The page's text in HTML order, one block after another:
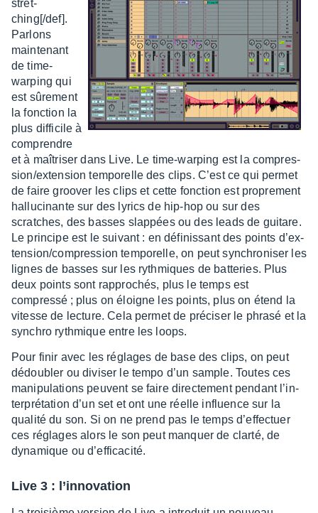
stret­
ching[/def].
Parlons
main­te­nant
de time-
warping qui
est sûre­ment
la fonc­tion la
plus diffi­cile à
comprendre
et à maîtri­ser dans Live. Le time-warping est la compres­
sion/exten­sion tempo­relle des clips. C’est ce qui permet
de faire groo­ver les clips et cette fonc­tion est propre­ment
hallu­ci­nante sur des lyrics de hip-hop ou sur des
scratches, des basses slap­pées ou des leads de guitare.
Le prin­cipe est le suivant : en défi­nis­sant des points d’ex­
ten­sion/compres­sion tempo­relle, on peut synchro­ni­ser les
lignes de basses sur les ryth­miques de batte­ries. Plus
deux points sont rappro­chés, plus le temps est
compressé ; plus on éloigne les points, plus on étend la
vitesse de lecture. Cela permet de préci­ser le phrasé et la
synchro ryth­mique entre les loops.
Pour finir avec les réglages de base des clips, on peut
dédou­bler ou divi­ser le tempo d’un sample. Toutes ces
mani­pu­la­tions peuvent se faire direc­te­ment pendant l’in­
ter­pré­ta­tion d’un set et ont une réelle influence sur la
qualité du son. Si on ne prend pas le temps d’ef­fec­tuer
ces réglages alors le son peut manquer de clarté, de
dyna­mique ou d’ef­fi­ca­cité.
Live 3 : l’in­no­va­tion